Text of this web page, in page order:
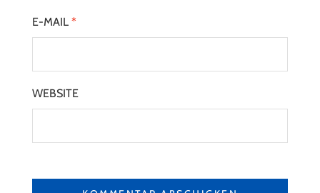
E-MAIL *
WEBSITE